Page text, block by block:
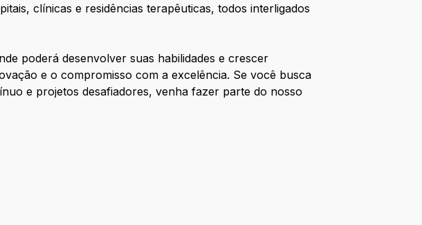
clínicas e residências terapêuticas, todos interligados
poderá desenvolver suas habilidades e crescer
e o compromisso com a excelência. Se você busca
e projetos desafiadores, venha fazer parte do nosso